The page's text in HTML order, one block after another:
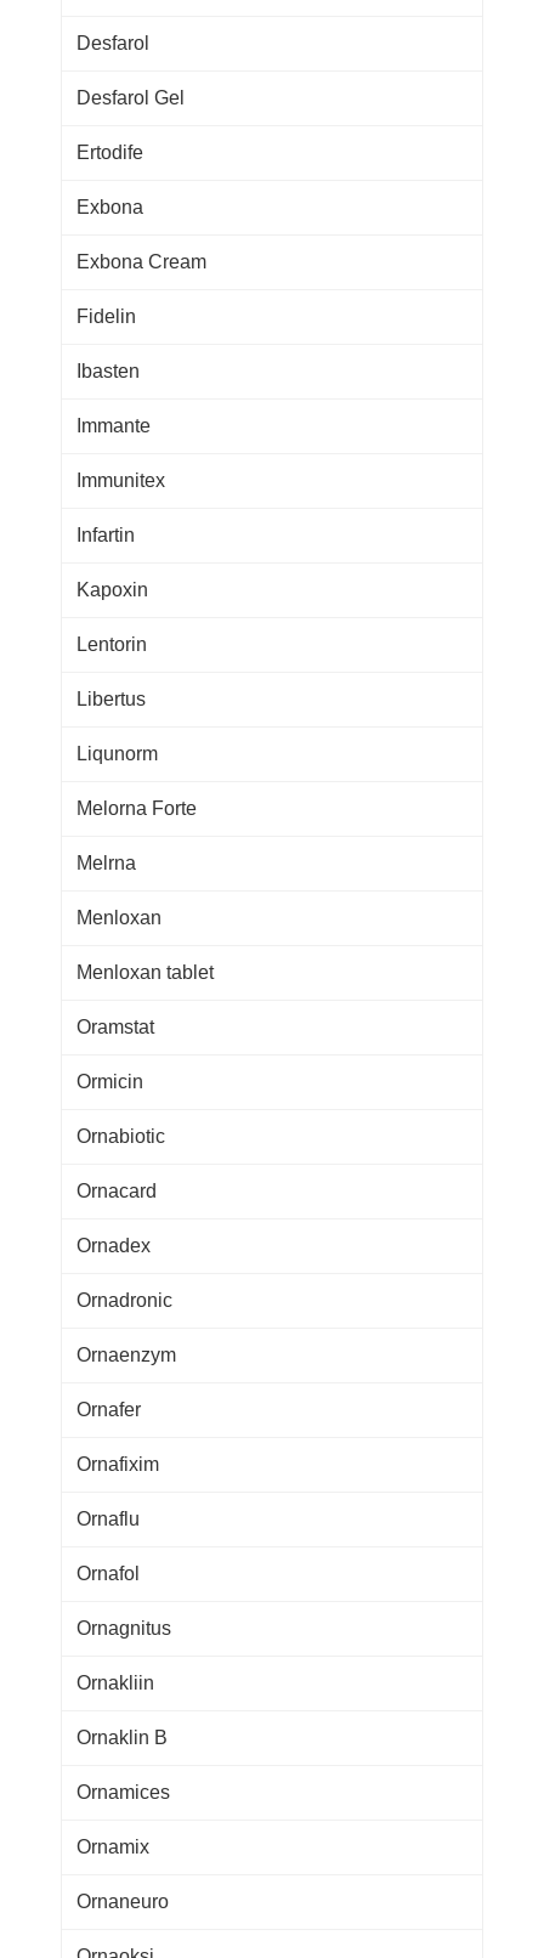
Desfarol
Desfarol Gel
Ertodife
Exbona
Exbona Cream
Fidelin
Ibasten
Immante
Immunitex
Infartin
Kapoxin
Lentorin
Libertus
Liqunorm
Melorna Forte
Melrna
Menloxan
Menloxan tablet
Oramstat
Ormicin
Ornabiotic
Ornacard
Ornadex
Ornadronic
Ornaenzym
Ornafer
Ornafixim
Ornaflu
Ornafol
Ornagnitus
Ornakliin
Ornaklin B
Ornamices
Ornamix
Ornaneuro